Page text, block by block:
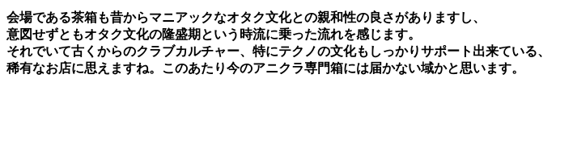
会場である茶箱も昔からマニアックなオタク文化との親和性の良さがありますし、
意図せずともオタク文化の隆盛期という時流に乗った流れを感じます。
それでいて古くからのクラブカルチャー、特にテクノの文化もしっかりサポート出来ている、
稀有なお店に思えますね。このあたり今のアニクラ専門箱には届かない域かと思います。